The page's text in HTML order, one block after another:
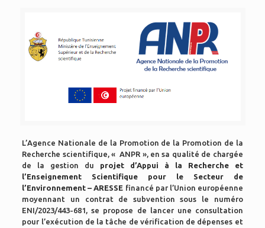
L’Agence Nationale de la Promotion de la Promotion de la
Recherche scientifique, « ANPR », en sa qualité de chargée
de la gestion du projet d’Appui à la Recherche et
l’Enseignement Scientifique pour le Secteur de
l’Environnement – ARESSE financé par l’Union européenne
moyennant un contrat de subvention sous le numéro
ENI/2023/443-681, se propose de lancer une consultation
pour l’exécution de la tâche de vérification de dépenses et